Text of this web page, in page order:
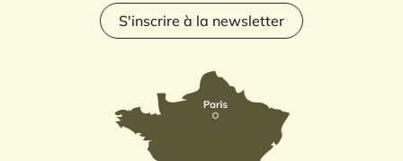
S'inscrire à la newsletter